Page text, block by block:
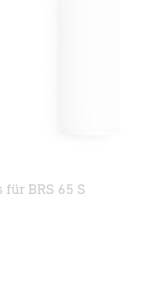
für BRS 65 S